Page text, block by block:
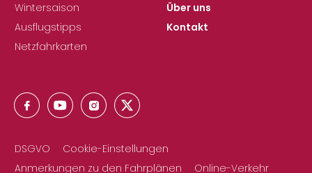
Wintersaison
Ausflugstipps
Netzfahrkarten
Über uns
Kontakt
DSGVO
Cookie-Einstellungen
Anmerkungen zu den Fahrplänen
Online-Verkehr